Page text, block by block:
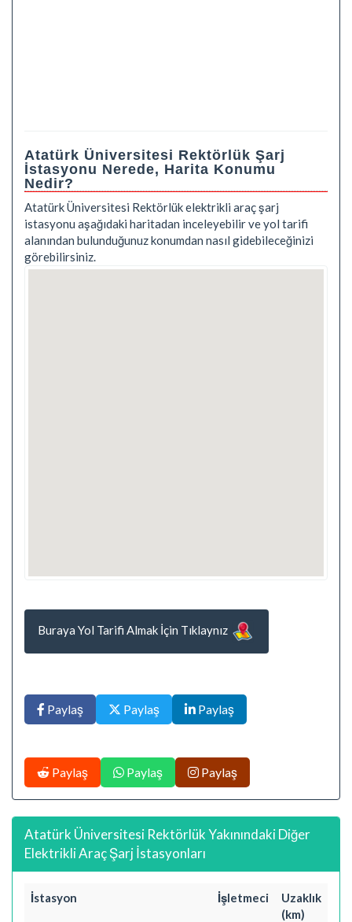
Atatürk Üniversitesi Rektörlük Şarj
İstasyonu Nerede, Harita Konumu
Nedir?
Atatürk Üniversitesi Rektörlük elektrikli araç şarj
istasyonu aşağıdaki haritadan inceleyebilir ve yol tarifi
alanından bulunduğunuz konumdan nasıl gidebileceğinizi
görebilirsiniz.
Buraya Yol Tarifi Almak İçin Tıklaynız
Paylaş Paylaş Paylaş
Paylaş Paylaş Paylaş
Atatürk Üniversitesi Rektörlük Yakınındaki Diğer
Elektrikli Araç Şarj İstasyonları
İstasyon İşletmeci
Uzaklık
(km)